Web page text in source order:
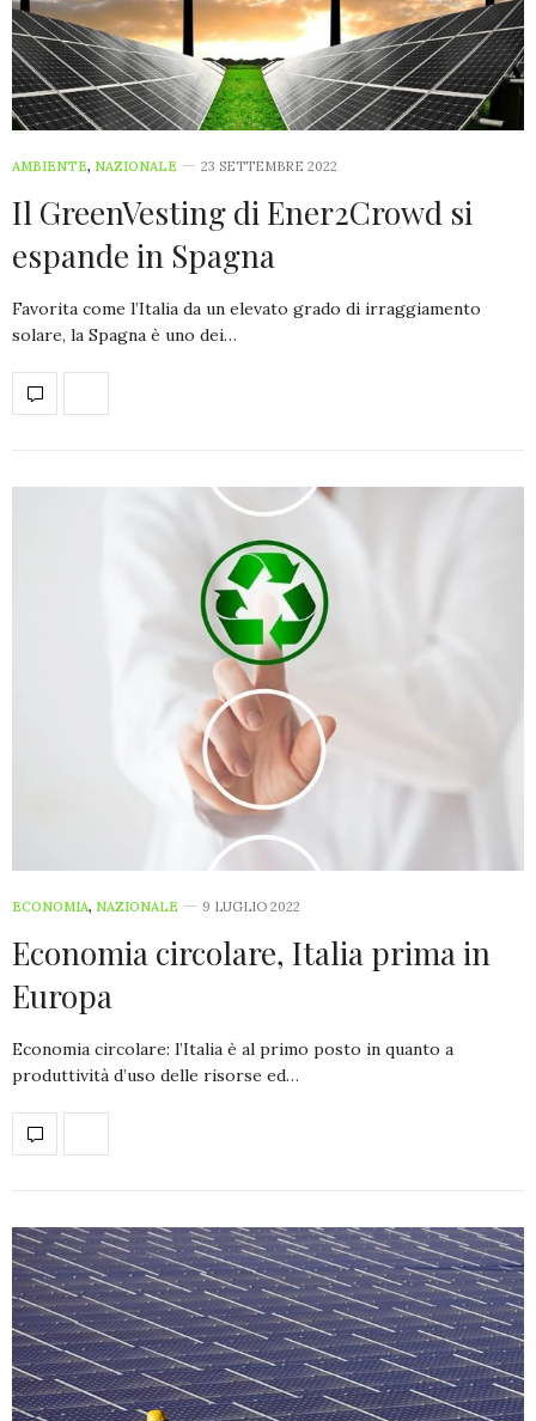
AMBIENTE, NAZIONALE 23 SETTEMBRE 2022
Il GreenVesting di Ener2Crowd si
espande in Spagna
Favorita come l’Italia da un elevato grado di irraggiamento
solare, la Spagna è uno dei…
ECONOMIA, NAZIONALE 9 LUGLIO 2022
Economia circolare, Italia prima in
Europa
Economia circolare: l’Italia è al primo posto in quanto a
produttività d’uso delle risorse ed…